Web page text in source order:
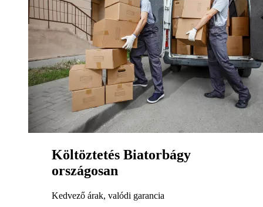
Költöztetés Biatorbágy
országosan
Kedvező árak, valódi garancia